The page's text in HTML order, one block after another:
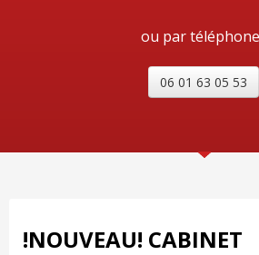
ou par
06 01 63 05 53
!NOUVEAU! CABINET